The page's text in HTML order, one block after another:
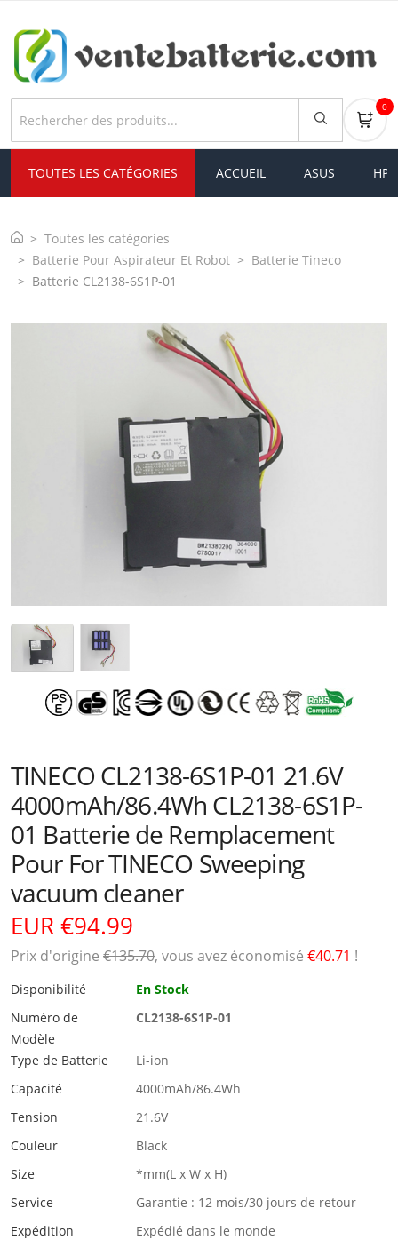
0
TOUTES LES CATÉGORIES ACCUEIL ASUS HP
Toutes les catégories
Batterie Pour Aspirateur Et Robot
Batterie Tineco
Batterie CL2138-6S1P-01
TINECO CL2138-6S1P-01 21.6V
4000mAh/86.4Wh CL2138-6S1P-
01 Batterie de Remplacement
Pour For TINECO Sweeping
vacuum cleaner
EUR €94.99
Prix ​​d'origine €135.70, vous avez économisé €40.71 !
Disponibilité
En Stock
Numéro de
Modèle
CL2138-6S1P-01
Type de Batterie
Li-ion
Capacité
4000mAh/86.4Wh
Tension
21.6V
Couleur
Black
Size
*mm(L x W x H)
Service
Garantie : 12 mois/30 jours de retour
Expédition
Expédié dans le monde